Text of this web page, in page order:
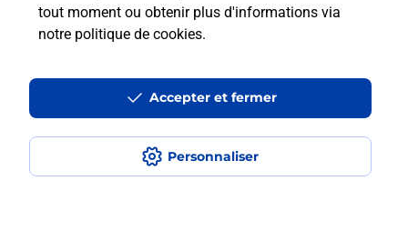
tout moment ou obtenir plus d'informations via
notre politique de cookies.
Personnaliser
Accepter et fermer
Ouvert- jusqu'à
20h00
CARREFOUR EXPRESS
TOULOUSE